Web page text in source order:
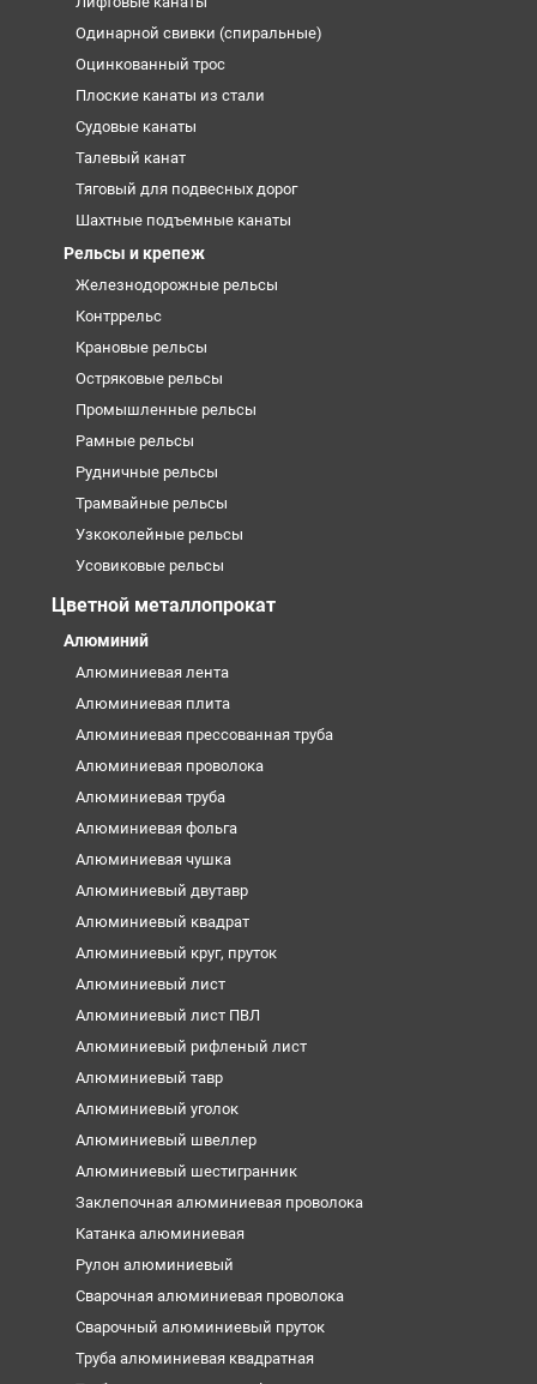
Одинарной свивки (спиральные)
Оцинкованный трос
Плоские канаты из стали
Судовые канаты
Талевый канат
Тяговый для подвесных дорог
Шахтные подъемные канаты
Рельсы и крепеж
Железнодорожные рельсы
Контррельс
Крановые рельсы
Остряковые рельсы
Промышленные рельсы
Рамные рельсы
Рудничные рельсы
Трамвайные рельсы
Узкоколейные рельсы
Усовиковые рельсы
Цветной металлопрокат
Алюминий
Алюминиевая лента
Алюминиевая плита
Алюминиевая прессованная труба
Алюминиевая проволока
Алюминиевая труба
Алюминиевая фольга
Алюминиевая чушка
Алюминиевый двутавр
Алюминиевый квадрат
Алюминиевый круг, пруток
Алюминиевый лист
Алюминиевый лист ПВЛ
Алюминиевый рифленый лист
Алюминиевый тавр
Алюминиевый уголок
Алюминиевый швеллер
Алюминиевый шестигранник
Заклепочная алюминиевая проволока
Катанка алюминиевая
Рулон алюминиевый
Сварочная алюминиевая проволока
Сварочный алюминиевый пруток
Труба алюминиевая квадратная